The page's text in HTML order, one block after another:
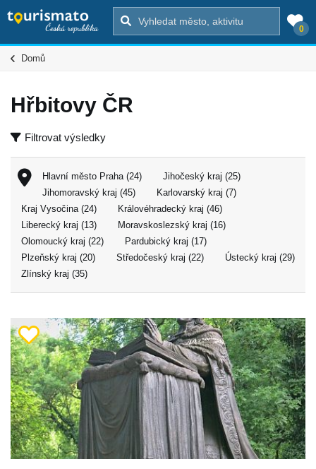
0
Domů
Hřbitovy ČR
Filtrovat výsledky
Hlavní město Praha (24)
Jihočeský kraj (25)
Jihomoravský kraj (45)
Karlovarský kraj (7)
Kraj Vysočina (24)
Královéhradecký kraj (46)
Liberecký kraj (13)
Moravskoslezský kraj (16)
Olomoucký kraj (22)
Pardubický kraj (17)
Plzeňský kraj (20)
Středočeský kraj (22)
Ústecký kraj (29)
Zlínský kraj (35)